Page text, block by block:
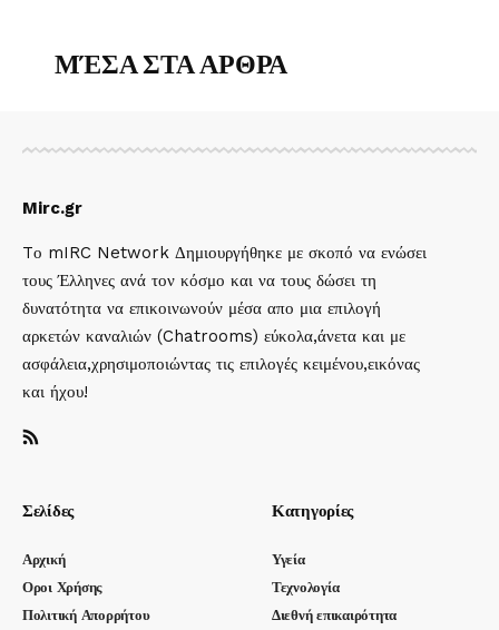
ΜΈΣΑ ΣΤΑ ΑΡΘΡΑ
Mirc.gr
Tο mIRC Network Δημιουργήθηκε με σκοπό να ενώσει
τους Έλληνες ανά τον κόσμο και να τους δώσει τη
δυνατότητα να επικοινωνούν μέσα απο μια επιλογή
αρκετών καναλιών (Chatrooms) εύκολα,άνετα και με
ασφάλεια,χρησιμοποιώντας τις επιλογές κειμένου,εικόνας
και ήχου!
Σελίδες
Αρχική
Οροι Χρήσης
Πολιτική Απορρήτου
Κατηγορίες
Υγεία
Τεχνολογία
Διεθνή επικαιρότητα